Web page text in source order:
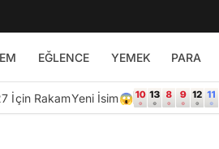
EĞLENCE YEMEK PARA
İçin RakamYeni İsim😱